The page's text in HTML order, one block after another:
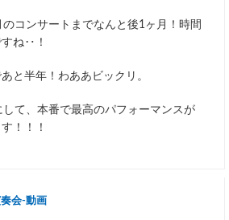
コンサートまでなんと後1ヶ月！時間
ね‥！
と半年！わああビックリ。
て、本番で最高のパフォーマンスが
！！！
会-動画